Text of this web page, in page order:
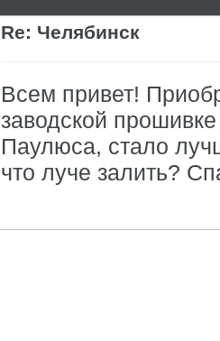
Re: Челябинск
Всем привет!
заводской
Паулюса, стало
что луче залить?